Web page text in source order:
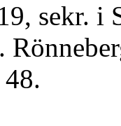
sekr. i